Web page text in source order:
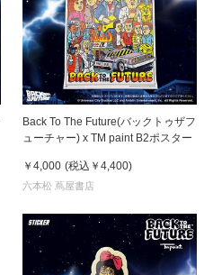
Back To The Future(バックトゥザフ
ューチャー) x TM paint B2ポスター
￥4,000 (税込 ￥4,400)
六本松 蔦屋書店